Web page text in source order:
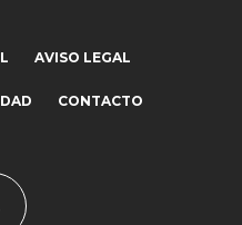
AVISO LEGAL
CONTACTO